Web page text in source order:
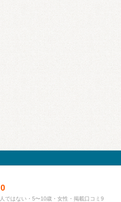
ではない・5〜10歳・女性・掲載口コミ9